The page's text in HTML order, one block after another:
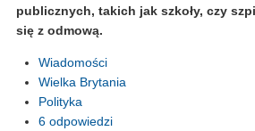
publicznych, takich jak szkoły, czy
się z odmową.
Wiadomości
Wielka Brytania
Polityka
6 odpowiedzi